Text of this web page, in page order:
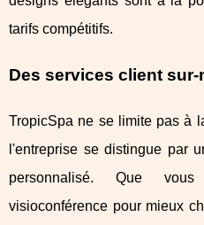
tarifs compétitifs.
Des services client sur-
TropicSpa ne se limite pas à
l'entreprise se distingue par
personnalisé. Que
visioconférence pour mieux